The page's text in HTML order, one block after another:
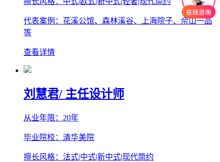
代表案例：花溪公馆、森林溪谷、上海院子、佘山一品
等
查看详情
刘慧君/ 主任设计师
从业年限：20年
毕业院校：清华美院
擅长风格：法式|中式|新中式|现代简约